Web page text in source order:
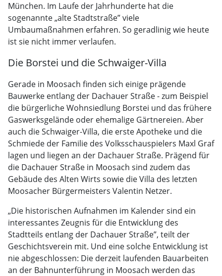
München. Im Laufe der Jahrhunderte hat die
sogenannte „alte Stadtstraße” viele
Umbaumaßnahmen erfahren. So geradlinig wie heute
ist sie nicht immer verlaufen.
Die Borstei und die Schwaiger-Villa
Gerade in Moosach finden sich einige prägende
Bauwerke entlang der Dachauer Straße - zum Beispiel
die bürgerliche Wohnsiedlung Borstei und das frühere
Gaswerksgelände oder ehemalige Gärtnereien. Aber
auch die Schwaiger-Villa, die erste Apotheke und die
Schmiede der Familie des Volksschauspielers Maxl Graf
lagen und liegen an der Dachauer Straße. Prägend für
die Dachauer Straße in Moosach sind zudem das
Gebäude des Alten Wirts sowie die Villa des letzten
Moosacher Bürgermeisters Valentin Netzer.
„Die historischen Aufnahmen im Kalender sind ein
interessantes Zeugnis für die Entwicklung des
Stadtteils entlang der Dachauer Straße”, teilt der
Geschichtsverein mit. Und eine solche Entwicklung ist
nie abgeschlossen: Die derzeit laufenden Bauarbeiten
an der Bahnunterführung in Moosach werden das